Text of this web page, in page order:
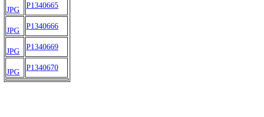
JPG
P1340665
JPG
P1340666
JPG
P1340669
JPG
P1340670